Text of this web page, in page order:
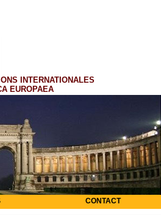
INTERNATIONALES
EUROPAEA
CONTACT